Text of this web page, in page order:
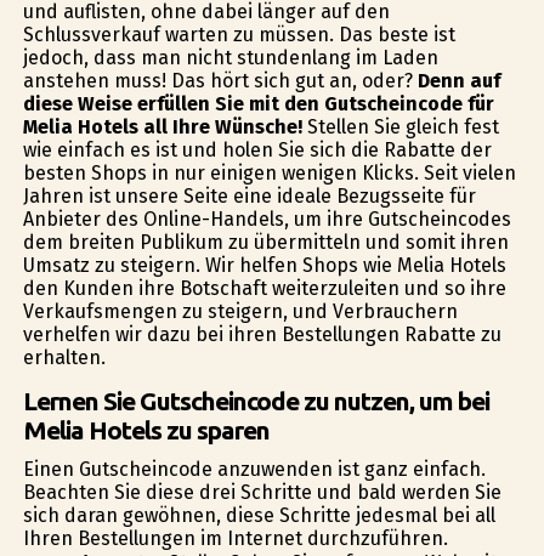
und auflisten, ohne dabei länger auf den
Schlussverkauf warten zu müssen. Das beste ist
jedoch, dass man nicht stundenlang im Laden
anstehen muss! Das hört sich gut an, oder? Denn auf
diese Weise erfüllen Sie mit den Gutscheincode für
Melia Hotels all Ihre Wünsche!Stellen Sie gleich fest
wie einfach es ist und holen Sie sich die Rabatte der
besten Shops in nur einigen wenigen Klicks. Seit vielen
Jahren ist unsere Seite eine ideale Bezugsseite für
Anbieter des Online-Handels, um ihre Gutscheincodes
dem breiten Publikum zu übermitteln und somit ihren
Umsatz zu steigern. Wir helfen Shops wie Melia Hotels
den Kunden ihre Botschaft weiterzuleiten und so ihre
Verkaufsmengen zu steigern, und Verbrauchern
verhelfen wir dazu bei ihren Bestellungen Rabatte zu
erhalten.
Lernen Sie Gutscheincode zu nutzen, um bei
Melia Hotels zu sparen
Einen Gutscheincode anzuwenden ist ganz einfach.
Beachten Sie diese drei Schritte und bald werden Sie
sich daran gewöhnen, diese Schritte jedesmal bei all
Ihren Bestellungen im Internet durchzuführen.